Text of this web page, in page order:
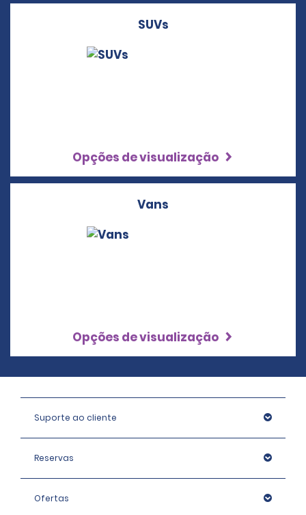
SUVs
Opções de visualização
Vans
Opções de visualização
Suporte ao cliente
Reservas
Ofertas